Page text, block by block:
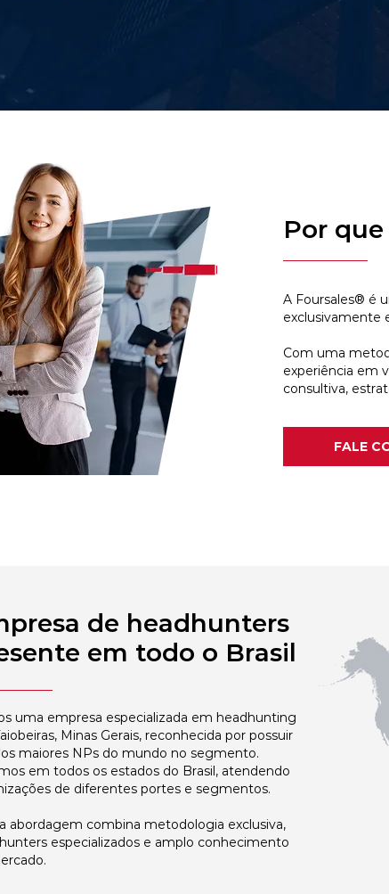
Por
A Foursales® é
exclusivamente
Com uma
experiência em
consultiva,
FALE
de headhunters
em todo o Brasil
uma empresa especializada em headhunting
Minas Gerais, reconhecida por possuir
maiores NPs do mundo no segmento.
em todos os estados do Brasil, atendendo
de diferentes portes e segmentos.
abordagem combina metodologia exclusiva,
especializados e amplo conhecimento